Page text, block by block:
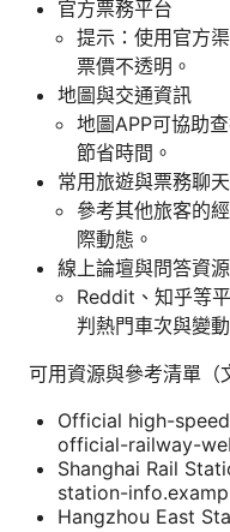
官方票務平台
提示：使用官方
票價不透明。
地圖與交通資訊
地圖APP可協助
節省時間。
常用旅遊與票務聊
參考其他旅客的
際動態。
線上論壇與問答資源
Reddit、知乎等
判熱門車次與變動
可用資源與參考清單（
Official high-
official-railway-
Shanghai Rail
station-
Hangzhou East